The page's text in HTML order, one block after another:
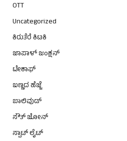
OTT
Uncategorized
ಕಿರುತೆರೆ ಕಿಟಕಿ
ಜಾಪಾಳ್ ಜಂಕ್ಷನ್
ಟೇಕಾಫ್
ಬಣ್ಣದ ಹೆಜ್ಜೆ
ಬಾಲಿವುಡ್
ಸೌತ್ ಜೋನ್
ಸ್ಪಾಟ್ ಲೈಟ್